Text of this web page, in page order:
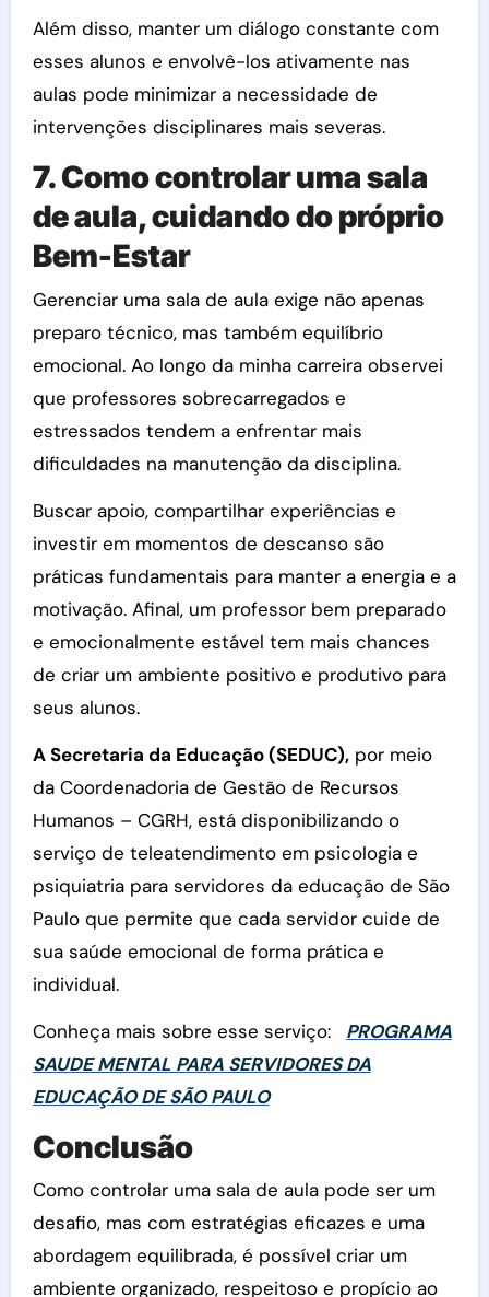
Além disso, manter um diálogo constante com
esses alunos e envolvê-los ativamente nas
aulas pode minimizar a necessidade de
intervenções disciplinares mais severas.
7. Como controlar uma sala
de aula, cuidando do próprio
Bem-Estar
Gerenciar uma sala de aula exige não apenas
preparo técnico, mas também equilíbrio
emocional. Ao longo da minha carreira observei
que professores sobrecarregados e
estressados tendem a enfrentar mais
dificuldades na manutenção da disciplina.
Buscar apoio, compartilhar experiências e
investir em momentos de descanso são
práticas fundamentais para manter a energia e a
motivação. Afinal, um professor bem preparado
e emocionalmente estável tem mais chances
de criar um ambiente positivo e produtivo para
seus alunos.
A Secretaria da Educação (SEDUC),por meio
da Coordenadoria de Gestão de Recursos
Humanos – CGRH, está disponibilizando o
serviço de teleatendimento em psicologia e
psiquiatria para servidores da educação de São
Paulo que permite que cada servidor cuide de
sua saúde emocional de forma prática e
individual.
Conheça mais sobre esse serviço:
PROGRAMA
SAUDE MENTAL PARA SERVIDORES DA
EDUCAÇÃO DE SÃO PAULO
Conclusão
Como controlar uma sala de aula pode ser um
desafio, mas com estratégias eficazes e uma
abordagem equilibrada, é possível criar um
ambiente organizado, respeitoso e propício ao